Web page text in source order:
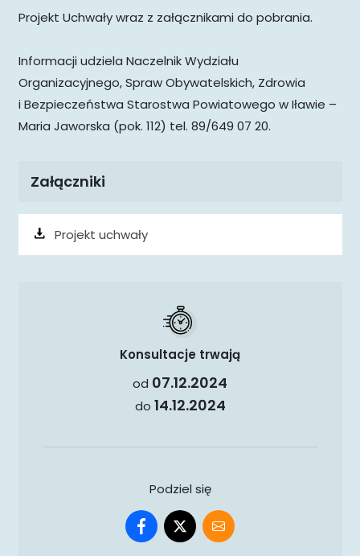
Projekt Uchwały wraz z załącznikami do pobrania.
Informacji udziela Naczelnik Wydziału
Organizacyjnego, Spraw Obywatelskich, Zdrowia
i Bezpieczeństwa Starostwa Powiatowego w Iławie –
Maria Jaworska (pok. 112) tel. 89/649 07 20.
Załączniki
Projekt uchwały
Konsultacje trwają
od 07.12.2024
do 14.12.2024
Podziel się